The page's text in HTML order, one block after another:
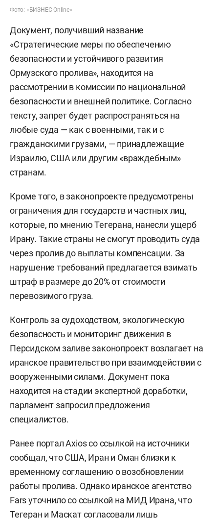
Фото: «БИЗНЕС Online»
Документ, получивший название
«Стратегические меры по обеспечению
безопасности и устойчивого развития
Ормузского пролива», находится на
рассмотрении в комиссии по национальной
безопасности и внешней политике. Согласно
тексту, запрет будет распространяться на
любые суда — как с военными, так и с
гражданскими грузами, — принадлежащие
Израилю, США или другим «враждебным»
странам.
Кроме того, в законопроекте предусмотрены
ограничения для государств и частных лиц,
которые, по мнению Тегерана, нанесли ущерб
Ирану. Такие страны не смогут проводить суда
через пролив до выплаты компенсации. За
нарушение требований предлагается взимать
штраф в размере до 20% от стоимости
перевозимого груза.
Контроль за судоходством, экологическую
безопасность и мониторинг движения в
Персидском заливе законопроект возлагает на
иранское правительство при взаимодействии с
вооруженными силами. Документ пока
находится на стадии экспертной доработки,
парламент запросил предложения
специалистов.
Ранее портал Axios со ссылкой на источники
сообщал, что США, Иран и Оман близки к
временному соглашению о возобновлении
работы пролива. Однако иранское агентство
Fars уточнило со ссылкой на МИД Ирана, что
Тегеран и Маскат согласовали лишь